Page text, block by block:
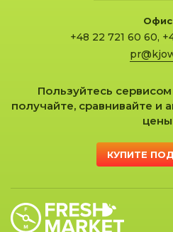
+48 22 721 60 60,
Пользуйтесь
получайте, сравнивайте и
КУПИТЕ